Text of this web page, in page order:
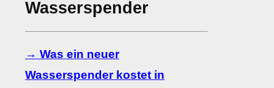
Wasserspender
→ Was ein neuer
Wasserspender kostet in